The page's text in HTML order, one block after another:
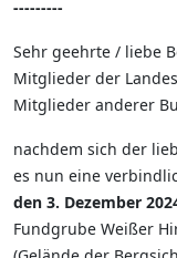
---------
Sehr geehrte / liebe
Mitglieder der
Mitglieder anderer
nachdem sich der
es nun eine
den 3. Dezember
Fundgrube Weißer